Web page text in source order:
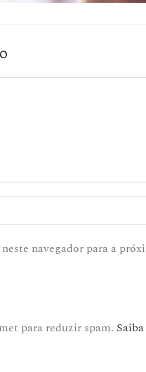
navegador para a
para reduzir spam.